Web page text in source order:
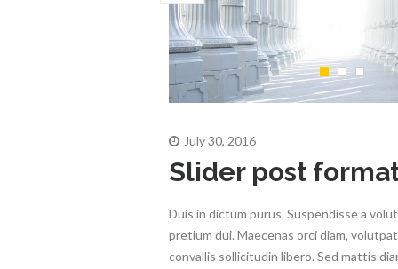
July 30, 2016
Slider post
Duis in dictum purus. Suspendisse a
pretium dui. Maecenas orci diam,
convallis sollicitudin libero. Sed mattis